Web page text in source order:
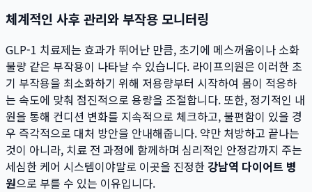
체계적인 사후 관리와 부작용 모니터링
GLP-1 치료제는 효과가 뛰어난 만큼, 초기에 메스꺼움이나 소화
불량 같은 부작용이 나타날 수 있습니다. 라이프의원은 이러한 초
기 부작용을 최소화하기 위해 저용량부터 시작하여 몸이 적응하
는 속도에 맞춰 점진적으로 용량을 조절합니다. 또한, 정기적인 내
원을 통해 컨디션 변화를 지속적으로 체크하고, 불편함이 있을 경
우 즉각적으로 대처 방안을 안내해줍니다. 약만 처방하고 끝나는
것이 아니라, 치료 전 과정에 함께하며 심리적인 안정감까지 주는
세심한 케어 시스템이야말로 이곳을 진정한강남역 다이어트 병
원으로 부를 수 있는 이유입니다.